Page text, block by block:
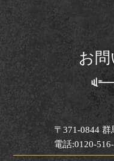
お
〒371-0844
電話:0120-